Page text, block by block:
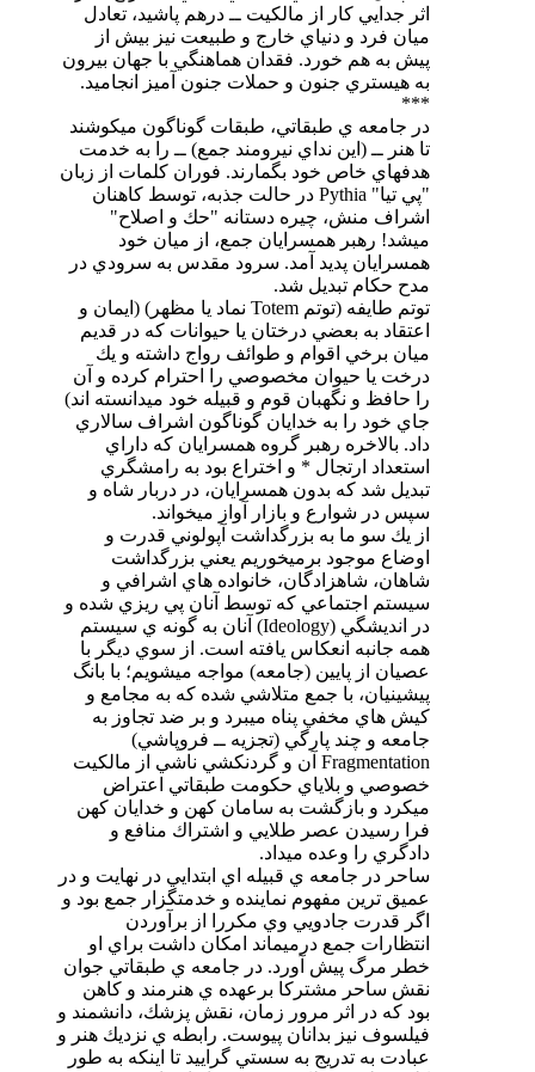
اثر جدايي كار از مالكيت ــ درهم پاشيد، تعادل
ميان فرد و دنياي خارج و طبيعت نيز بيش از
پيش به هم خورد. فقدان هماهنگي با جهان بيرون
به هيستري جنون و حملات جنون آميز انجاميد.
***
در جامعه ي طبقاتي، طبقات گوناگون ميكوشند
تا هنر ــ (اين نداي نيرومند جمع) ــ‌ را به خدمت
هدفهاي خاص خود‌ بگمارند. فوران كلمات از زبان
"پي تيا" Pythia در حالت جذبه، توسط كاهنان
اشراف منش، چيره دستانه "حك و اصلاح"
ميشد! رهبر همسرايان جمع، از ميان خود
همسرايان پديد آمد. سرود مقدس به سرودي در
مدح حكام تبديل شد.
توتم طايفه (توتم Totem نماد يا مظهر) (ايمان و
اعتقاد به بعضي درختان يا حيوانات كه در قديم
ميان برخي اقوام و طوائف رواج داشته و يك
درخت يا حيوان مخصوصي را احترام كرده و آن
را حافظ و نگهبان قوم و قبيله خود ميدانسته اند)
جاي خود را به خدايان گوناگون اشراف سالاري
داد. بالاخره رهبر گروه همسرايان كه داراي
استعداد ارتجال * و اختراع بود به رامشگري
تبديل شد كه بدون همسرايان، در دربار شاه و
سپس در شوارع و بازار آواز ميخواند.
از يك سو ما به بزرگداشت آپولوني قدرت و
اوضاع موجود برميخوريم يعني بزرگداشت
شاهان، شاهزادگان، خانواده هاي اشرافي و
سيستم اجتماعي كه توسط آنان پي ريزي شده و
در انديشگي (Ideology) آنان به گونه ي سيستم
همه جانبه انعكاس يافته است. از سوي ديگر با
عصيان از پايين (جامعه) مواجه ميشويم؛ با بانگ
پيشينيان، با جمع متلاشي شده كه به مجامع و
كيش هاي مخفي پناه ميبرد و بر ضد تجاوز به
جامعه و چند پارگي (تجزيه ــ فروپاشي)
Fragmentation آن و گردنكشي ناشي از مالكيت
خصوصي و بلاياي حكومت طبقاتي اعتراض
ميكرد و بازگشت به سامان كهن و خدايان كهن
فرا رسيدن عصر طلايي و اشتراك منافع و
دادگري را وعده ميداد.
ساحر در جامعه ي قبيله اي ابتدايي در نهايت و در
عميق ترين مفهوم نماينده و خدمتگزار جمع بود و
اگر قدرت جادويي وي مكررا از برآوردن
انتظارات جمع درميماند امكان داشت براي او
خطر مرگ پيش آورد. در جامعه ي طبقاتي جوان
نقش ساحر مشتركا برعهده ي هنرمند و كاهن
بود كه در اثر مرور زمان،‌ نقش پزشك، دانشمند و
فيلسوف نيز بدانان پيوست. رابطه ي نزديك هنر و
عبادت به تدريج‌ به سستي گراييد تا اينكه به طور